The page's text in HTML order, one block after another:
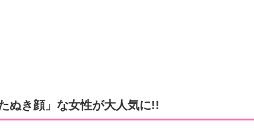
ぬき顔」な女性が大人気に!!